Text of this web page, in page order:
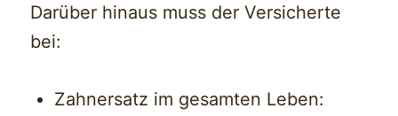
Darüber hinaus muss der Versicherte
bei:
Zahnersatz im gesamten Leben: